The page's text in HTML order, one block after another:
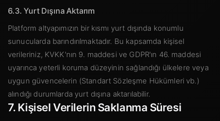
6.3. Yurt Dışına Aktarım
Platform altyapımızın bir kısmı yurt dışında konumlu
sunucularda barındırılmaktadır. Bu kapsamda kişisel
verileriniz, KVKK'nın 9. maddesi ve GDPR'ın 46. maddesi
uyarınca yeterli koruma düzeyinin sağlandığı ülkelere veya
uygun güvencelerin (Standart Sözleşme Hükümleri vb.)
alındığı durumlarda yurt dışına aktarılabilir.
7. Kişisel Verilerin Saklanma Süresi